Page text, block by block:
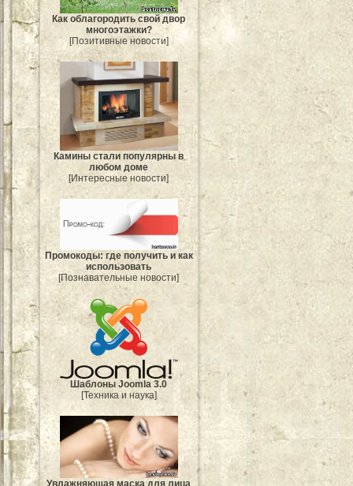
Как облагородить свой двор
многоэтажки?
[Позитивные новости]
Камины стали популярны в
любом доме
[Интересные новости]
Промокоды: где получить и как
использовать
[Познавательные новости]
Шаблоны Joomla 3.0
[Техника и наука]